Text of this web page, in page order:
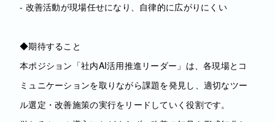
- 改善活動が現場任せになり、自律的に広がりにくい
◆期待すること
本ポジション「社内AI活用推進リーダー」は、各現場とコ
ミュニケーションを取りながら課題を発見し、適切なツー
ル選定・改善施策の実行をリードしていく役割です。